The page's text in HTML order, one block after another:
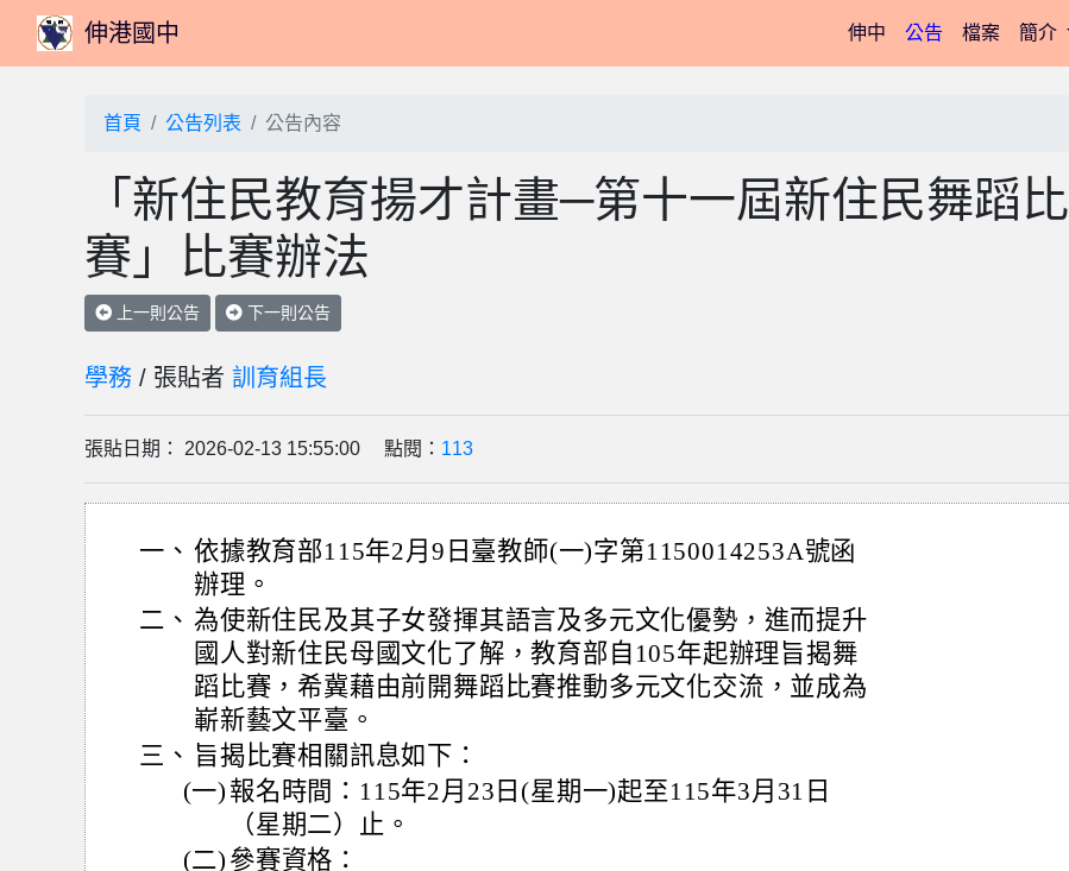
伸港國中 伸中(current)
公告 檔案 簡介
首頁 公告列表 公告內容
「新住民教育揚才計畫─第十一屆新住民舞蹈比
賽」比賽辦法
上一則公告 下一則公告
學務 / 張貼者 訓育組長
張貼日期： 2026-02-13 15:55:00 點閱： 113
一、 依據教育部115年2月9日臺教師(一)字第1150014253A號函
辦理。
二、 為使新住民及其子女發揮其語言及多元文化優勢，進而提升
國人對新住民母國文化了解，教育部自105年起辦理旨揭舞
蹈比賽，希冀藉由前開舞蹈比賽推動多元文化交流，並成為
嶄新藝文平臺。
三、 旨揭比賽相關訊息如下：
(一) 報名時間：115年2月23日(星期一)起至115年3月31日
（星期二）止。
(二) 參賽資格：